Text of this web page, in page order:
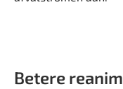
Betere